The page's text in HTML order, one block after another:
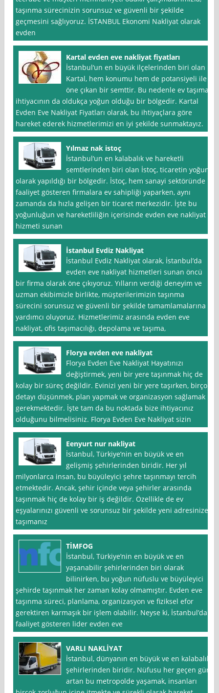
taşınma sürecinizin sorunsuz ve güvenli bir şekilde
geçmesini sağlıyoruz. İSTANBUL Ekonomi Nakliyat olarak
evden
Kartal evden eve nakliyat fiyatları
İstanbul‘un en büyük ilçelerinden biri olan
Kartal, hem konumu hem de potansiyeli ile
öne çıkan bir semttir. Bu nedenle ev taşıma
ihtiyacının da oldukça yoğun olduğu bir bölgedir. Kartal
Evden Eve Nakliyat Fiyatları olarak, bu ihtiyaçlara göre
hareket ederek hizmetlerimizi en iyi şekilde sunmaktayız.
Yılmaz nak istoç
İstanbul‘un en kalabalık ve hareketli
semtlerinden biri olan İstoç, ticaretin yoğun
olarak yapıldığı bir bölgedir. İstoç, hem sanayi sektöründe
faaliyet gösteren firmalara ev sahipliği yaparken, aynı
zamanda da hızla gelişen bir ticaret merkezidir. İşte bu
yoğunluğun ve hareketliliğin içerisinde evden eve nakliyat
hizmeti sunan
İstanbul Evdiz Nakliyat
İstanbul Evdiz Nakliyat olarak, İstanbul’da
evden eve nakliyat hizmetleri sunan öncü
bir firma olarak öne çıkıyoruz. Yılların verdiği deneyim ve
uzman ekibimizle birlikte, müşterilerimizin taşınma
sürecini sorunsuz ve güvenli bir şekilde tamamlamalarına
yardımcı oluyoruz. Hizmetlerimiz arasında evden eve
nakliyat, ofis taşımacılığı, depolama ve taşıma,
Florya evden eve nakliyat
Florya Evden Eve Nakliyat Hayatınızı
değiştirmek, yeni bir yere taşınmak hiç de
kolay bir süreç değildir. Evinizi yeni bir yere taşırken, birçok
detayı düşünmek, plan yapmak ve organizasyon sağlamak
gerekmektedir. İşte tam da bu noktada bize ihtiyacınız
olduğunu bilmelisiniz. Florya Evden Eve Nakliyat sizin
Eenyurt nur nakliyat
İstanbul, Türkiye’nin en büyük ve en
gelişmiş şehirlerinden biridir. Her yıl
milyonlarca insan, bu büyüleyici şehre taşınmayı tercih
etmektedir. Ancak, şehir içinde veya şehirler arasında
taşınmak hiç de kolay bir iş değildir. Özellikle de ev
eşyalarınızı güvenli ve sorunsuz bir şekilde yeni adresinize
taşımanız
TİMFOG
İstanbul, Türkiye’nin en büyük ve en
yaşanabilir şehirlerinden biri olarak
bilinirken, bu yoğun nüfuslu ve büyüleyici
şehirde taşınmak her zaman kolay olmamıştır. Evden eve
taşınma süreci, planlama, organizasyon ve fiziksel efor
gerektiren karmaşık bir işlem olabilir. Neyse ki, İstanbul’da
faaliyet gösteren lider evden eve
VARLI NAKLİYAT
İstanbul, dünyanın en büyük ve en kalabalık
şehirlerinden biridir. Nüfusu her geçen gün
artan bu metropolde yaşamak, insanları